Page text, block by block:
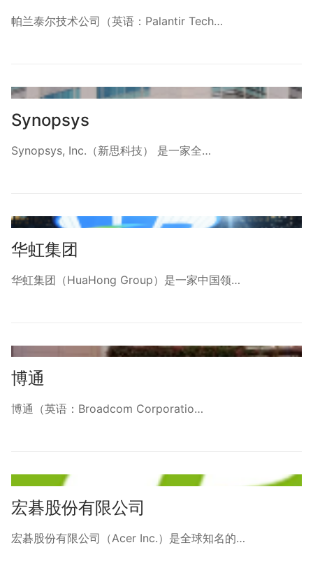
帕兰泰尔技术公司（英语：Palantir Tech…
Synopsys
Synopsys, Inc.（新思科技） 是一家全…
华虹集团
华虹集团（HuaHong Group）是一家中国领…
博通
博通（英语：Broadcom Corporatio…
宏碁股份有限公司
宏碁股份有限公司（Acer Inc.）是全球知名的…